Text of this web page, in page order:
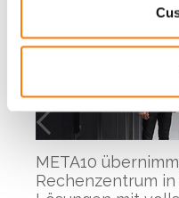
META10
Rechenzentrum in